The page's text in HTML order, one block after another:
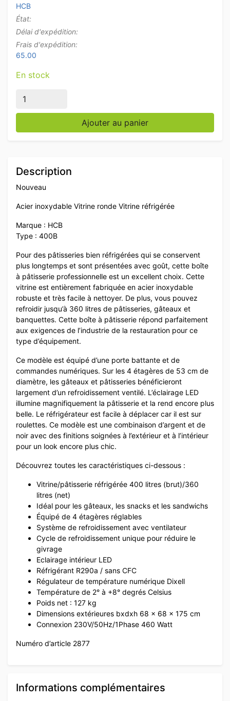
HCB
État:
Délai d'expédition:
Frais d'expédition:
65.00
En stock
quantité de Vitrine réfrigérée ronde en acier
Ajouter au panier
Description
Nouveau
Acier inoxydable Vitrine ronde Vitrine réfrigérée
Marque : HCB
Type : 400B
Pour des pâtisseries bien réfrigérées qui se conservent
plus longtemps et sont présentées avec goût, cette boîte
à pâtisserie professionnelle est un excellent choix. Cette
vitrine est entièrement fabriquée en acier inoxydable
robuste et très facile à nettoyer. De plus, vous pouvez
refroidir jusqu’à 360 litres de pâtisseries, gâteaux et
banquettes. Cette boîte à pâtisserie répond parfaitement
aux exigences de l’industrie de la restauration pour ce
type d’équipement.
Ce modèle est équipé d’une porte battante et de
commandes numériques. Sur les 4 étagères de 53 cm de
diamètre, les gâteaux et pâtisseries bénéficieront
largement d’un refroidissement ventilé. L’éclairage LED
illumine magnifiquement la pâtisserie et la rend encore plus
belle. Le réfrigérateur est facile à déplacer car il est sur
roulettes. Ce modèle est une combinaison d’argent et de
noir avec des finitions soignées à l’extérieur et à l’intérieur
pour un look encore plus chic.
Découvrez toutes les caractéristiques ci-dessous :
Vitrine/pâtisserie réfrigérée 400 litres (brut)/360
litres (net)
Idéal pour les gâteaux, les snacks et les sandwichs
Équipé de 4 étagères réglables
Système de refroidissement avec ventilateur
Cycle de refroidissement unique pour réduire le
givrage
Eclairage intérieur LED
Réfrigérant R290a / sans CFC
Régulateur de température numérique Dixell
Température de 2° à +8° degrés Celsius
Poids net : 127 kg
Dimensions extérieures bxdxh 68 x 68 x 175 cm
Connexion 230V/50Hz/1Phase 460 Watt
Numéro d’article 2877
Informations complémentaires